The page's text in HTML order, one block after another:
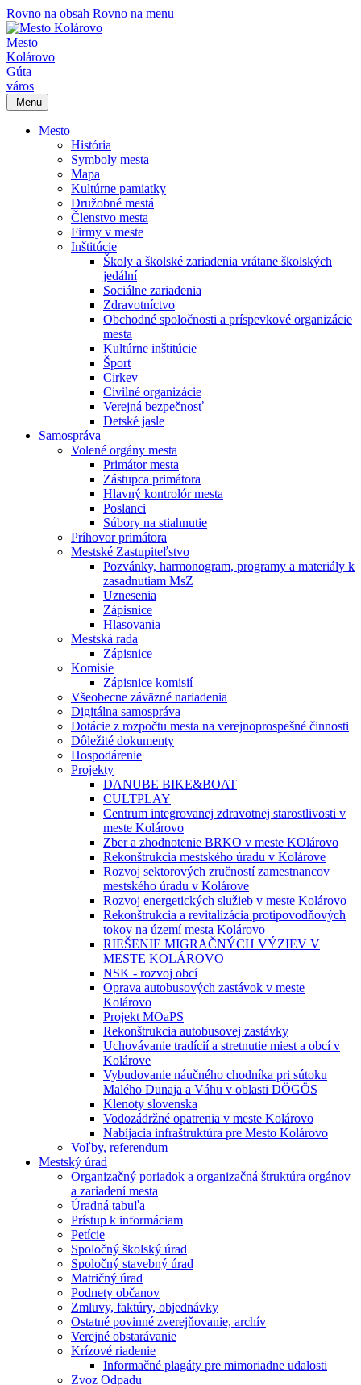
Rovno na obsah Rovno na menu
Mesto
Kolárovo
Gúta
város
Menu
Mesto
História
Symboly mesta
Mapa
Kultúrne pamiatky
Družobné mestá
Členstvo mesta
Firmy v meste
Inštitúcie
Školy a školské zariadenia vrátane školských
jedální
Sociálne zariadenia
Zdravotníctvo
Obchodné spoločnosti a príspevkové organizácie
mesta
Kultúrne inštitúcie
Šport
Cirkev
Civilné organizácie
Verejná bezpečnosť
Detské jasle
Samospráva
Volené orgány mesta
Primátor mesta
Zástupca primátora
Hlavný kontrolór mesta
Poslanci
Súbory na stiahnutie
Príhovor primátora
Mestské Zastupiteľstvo
Pozvánky, harmonogram, programy a materiály k
zasadnutiam MsZ
Uznesenia
Zápisnice
Hlasovania
Mestská rada
Zápisnice
Komisie
Zápisnice komisií
Všeobecne záväzné nariadenia
Digitálna samospráva
Dotácie z rozpočtu mesta na verejnoprospešné činnosti
Dôležité dokumenty
Hospodárenie
Projekty
DANUBE BIKE&BOAT
CULTPLAY
Centrum integrovanej zdravotnej starostlivosti v
meste Kolárovo
Zber a zhodnotenie BRKO v meste KOlárovo
Rekonštrukcia mestského úradu v Kolárove
Rozvoj sektorových zručností zamestnancov
mestského úradu v Kolárove
Rozvoj energetických služieb v meste Kolárovo
Rekonštrukcia a revitalizácia protipovodňových
tokov na území mesta Kolárovo
RIEŠENIE MIGRAČNÝCH VÝZIEV V
MESTE KOLÁROVO
NSK - rozvoj obcí
Oprava autobusových zastávok v meste
Kolárovo
Projekt MOaPS
Rekonštrukcia autobusovej zastávky
Uchovávanie tradícií a stretnutie miest a obcí v
Kolárove
Vybudovanie náučného chodníka pri sútoku
Malého Dunaja a Váhu v oblasti DÖGÖS
Klenoty slovenska
Vodozádržné opatrenia v meste Kolárovo
Nabíjacia infraštruktúra pre Mesto Kolárovo
Voľby, referendum
Mestský úrad
Organizačný poriadok a organizačná štruktúra orgánov
a zariadení mesta
Úradná tabuľa
Prístup k informáciam
Petície
Spoločný školský úrad
Spoločný stavebný úrad
Matričný úrad
Podnety občanov
Zmluvy, faktúry, objednávky
Ostatné povinné zverejňovanie, archív
Verejné obstarávanie
Krízové riadenie
Informačné plagáty pre mimoriadne udalosti
Zvoz Odpadu